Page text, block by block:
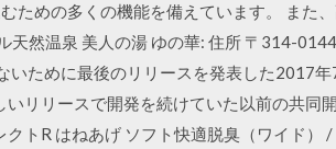
ための多くの機能を備えています。 また
天然温泉 美人の湯 ゆの華: 住所 〒314-
いために最後のリリースを発表した2017
リリースで開発を続けていた以前の共同
トR はねあげ ソフト快適脱臭（ワイド